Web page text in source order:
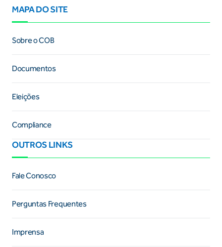
MAPA DO SITE
Sobre o COB
Documentos
Eleições
Compliance
OUTROS LINKS
Fale Conosco
Perguntas Frequentes
Imprensa